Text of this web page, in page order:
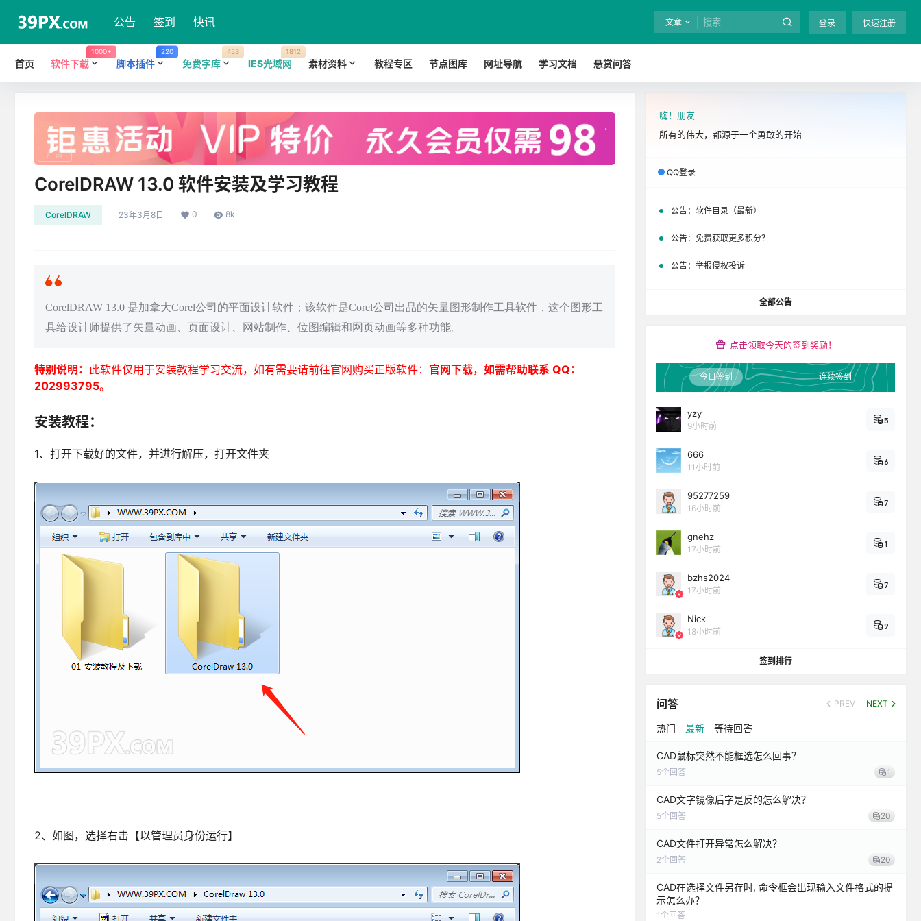
公告 签到 快讯 文章 登录 快速注册
首页 软件下载
1000+
脚本插件
220
免费字库
453
IES光域网
1812
素材资料 教程专区 节点图库 网址导航 学习文档 悬赏问答
. 全站终身免费下载！ 立即开通
广告
CorelDRAW 13.0 软件安装及学习教程
CorelDRAW 23年3月8日 0 8k
CorelDRAW 13.0 是加拿大Corel公司的平面设计软件；该软件是Corel公司出品的矢量图形制作工具软件，这个图形工
具给设计师提供了矢量动画、页面设计、网站制作、位图编辑和网页动画等多种功能。
特别说明： 此软件仅用于安装教程学习交流，如有需要请前往官网购买正版软件： 官网下载， 如需帮助联系 QQ：
202993795。
安装教程：
1、打开下载好的文件，并进行解压，打开文件夹
2、如图，选择右击【以管理员身份运行】
嗨！朋友
所有的伟大，都源于一个勇敢的开始
QQ登录
公告： 软件目录（最新）
公告： 免费获取更多积分？
公告： 举报侵权投诉
全部公告
点击领取今天的签到奖励！
今日签到 连续签到
yzy
9小时前
5
666
11小时前
6
95277259
16小时前
7
gnehz
17小时前
1
bzhs2024
17小时前
7
Nick
18小时前
9
签到排行
问答 PREV NEXT
热门 最新 等待回答
CAD鼠标突然不能框选怎么回事？
5个回答 1
CAD文字镜像后字是反的怎么解决？
5个回答 20
CAD文件打开异常怎么解决？
2个回答 20
CAD在选择文件另存时, 命令框会出现输入文件格式的提
示怎么办？
1 个回答